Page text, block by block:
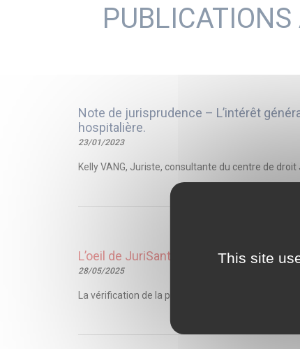
PUBLICATIONS
Note de jurisprudence – L’intérêt
hospitalière.
23/01/2023
Kelly VANG, Juriste, consultante du centre de droit
L’oeil de JuriSanté – Praticien
28/05/2025
La vérification de la preuve du temps de travail
This site